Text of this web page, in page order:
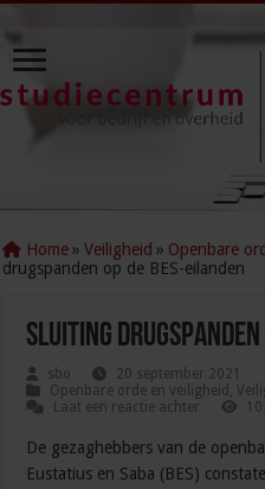
Home » Veiligheid » Openbare
drugspanden op de BES-eilanden
Sluiting drugspanden
sbo
20 september 2021
Openbare orde en veiligheid ,
Laat een reactie achter
De gezaghebbers van de
Eustatius en Saba (BES)